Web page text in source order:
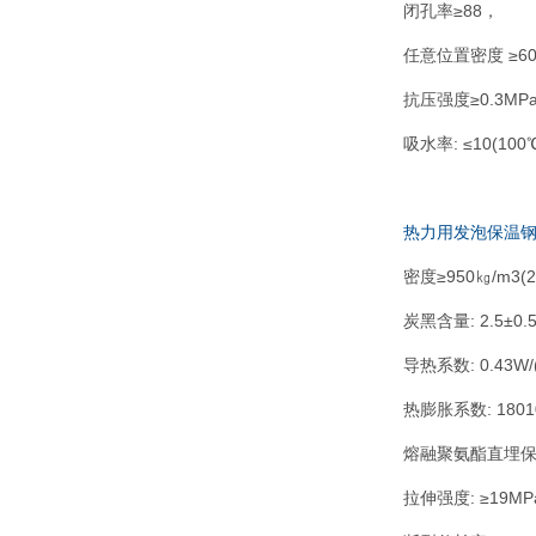
闭孔率≥88，
任意位置密度
抗压强度
吸水率:
热力用发泡保温
密度≥950㎏/
炭黑含量:
导热系数:
热膨胀系数:
熔融聚氨酯直埋
拉伸强度: